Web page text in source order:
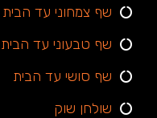
שף צמחוני עד הבית
שף טבעוני עד הבית
שף סושי עד הבית
שולחן שוק